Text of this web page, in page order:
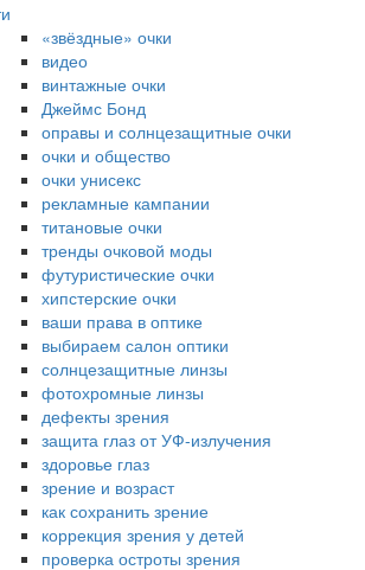
«звёздные» очки
видео
винтажные очки
Джеймс Бонд
оправы и солнцезащитные очки
очки и общество
очки унисекс
рекламные кампании
титановые очки
тренды очковой моды
футуристические очки
хипстерские очки
ваши права в оптике
выбираем салон оптики
солнцезащитные линзы
фотохромные линзы
дефекты зрения
защита глаз от УФ-излучения
здоровье глаз
зрение и возраст
как сохранить зрение
коррекция зрения у детей
проверка остроты зрения